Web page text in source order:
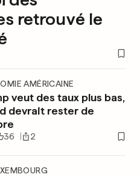
retrouvé le
AMÉRICAINE
veut des taux plus bas,
devrait rester de
36 2